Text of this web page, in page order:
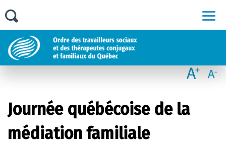
Journée québécoise de la
médiation familiale